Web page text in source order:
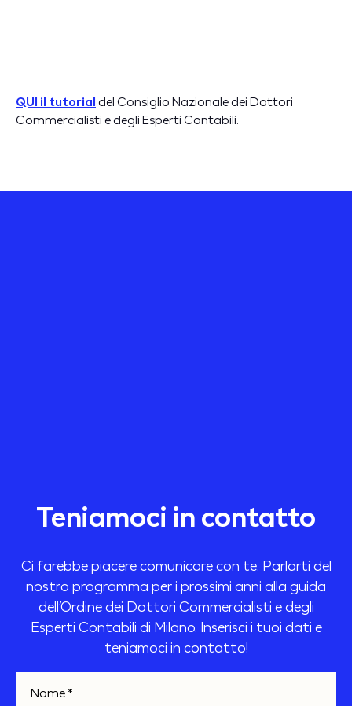
QUI il tutorialdel Consiglio Nazionale dei Dottori
Commercialisti e degli Esperti Contabili.
Teniamoci in contatto
Ci farebbe piacere comunicare con te. Parlarti del
nostro programma per i prossimi anni alla guida
dell’Ordine dei Dottori Commercialisti e degli
Esperti Contabili di Milano. Inserisci i tuoi dati e
teniamoci in contatto!